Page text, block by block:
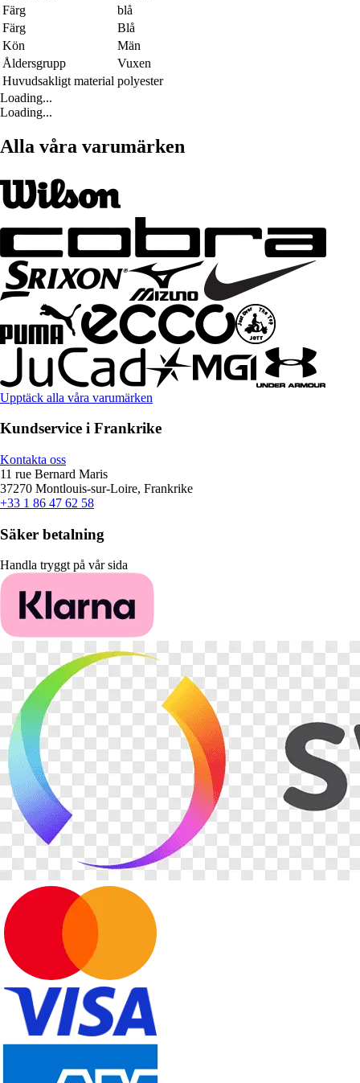
Färg
blå
Färg
Blå
Kön
Män
Åldersgrupp
Vuxen
Huvudsakligt material polyester
Loading...
Loading...
Alla våra varumärken
Upptäck alla våra varumärken
Kundservice i Frankrike
Kontakta oss
11 rue Bernard Maris
37270 Montlouis-sur-Loire, Frankrike
+33 1 86 47 62 58
Säker betalning
Handla tryggt på vår sida